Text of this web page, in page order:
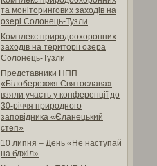
та моніторингових заходів на
озері Солонець-Тузли
Комплекс природоохоронних
заходів на території озера
Солонець-Тузли
Представники НПП
«Білобережжя Святослава»
взяли участь у конференції до
30-річчя природного
заповідника «Єланецький
степ»
10 липня – День «Не наступай
на бджіл»